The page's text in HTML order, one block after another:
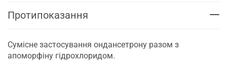
Протипоказання
Сумісне застосування ондансетрону разом з
апоморфіну гідрохлоридом.